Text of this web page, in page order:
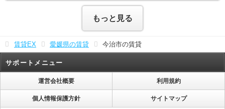
もっと見る
賃貸EX 愛媛県の賃貸 今治市の賃貸
サポートメニュー
運営会社概要 利用規約
個人情報保護方針 サイトマップ